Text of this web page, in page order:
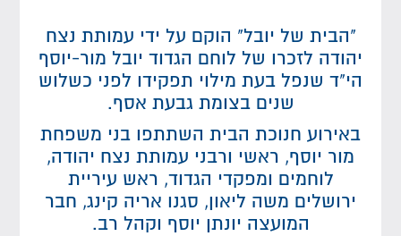
"הבית של יובל" הוקם על ידי עמותת נצח
יהודה לזכרו של לוחם הגדוד יובל מור-יוסף
הי"ד שנפל בעת מילוי תפקידו לפני כשלוש
שנים בצומת גבעת אסף.
באירוע חנוכת הבית השתתפו בני משפחת
מור יוסף, ראשי ורבני עמותת נצח יהודה,
לוחמים ומפקדי הגדוד, ראש עיריית
ירושלים משה ליאון, סגנו אריה קינג, חבר
המועצה יונתן יוסף וקהל רב.